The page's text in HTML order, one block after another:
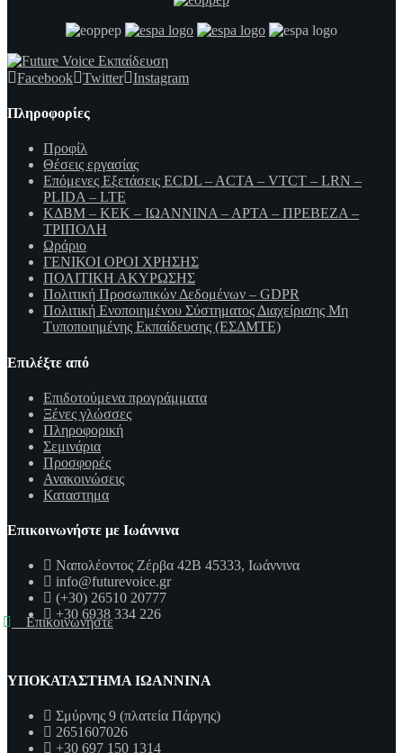
Facebook Twitter Instagram
Πληροφορίες
Προφίλ
Θέσεις εργασίας
Επόμενες Εξετάσεις ECDL – ACTA – VTCT – LRN –
PLIDA – LTE
ΚΔΒΜ – ΚΕΚ – ΙΩΑΝΝΙΝΑ – ΑΡΤΑ – ΠΡΕΒΕΖΑ –
ΤΡΙΠΟΛΗ
Ωράριο
ΓΕΝΙΚΟΙ ΟΡΟΙ ΧΡΗΣΗΣ
ΠΟΛΙΤΙΚΗ ΑΚΥΡΩΣΗΣ
Πολιτική Προσωπικών Δεδομένων – GDPR
Πολιτική Ενοποιημένου Σύστηματος Διαχείρισης Μη
Τυποποιημένης Εκπαίδευσης (ΕΣΔΜΤΕ)
Επιλέξτε από
Επιδοτούμενα προγράμματα
Ξένες γλώσσες
Πληροφορική
Σεμινάρια
Προσφορές
Ανακοινώσεις
Καταστημα
Επικοινωνήστε με Ιωάννινα
Ναπολέοντος Ζέρβα 42Β 45333, Ιωάννινα
info@futurevoice.gr
(+30) 26510 20777
+30 6938 334 226
Επικοινωνήστε
ΥΠΟΚΑΤΑΣΤΗΜΑ ΙΩΑΝΝΙΝΑ
Σμύρνης 9 (πλατεία Πάργης)
2651607026
+30 697 150 1314